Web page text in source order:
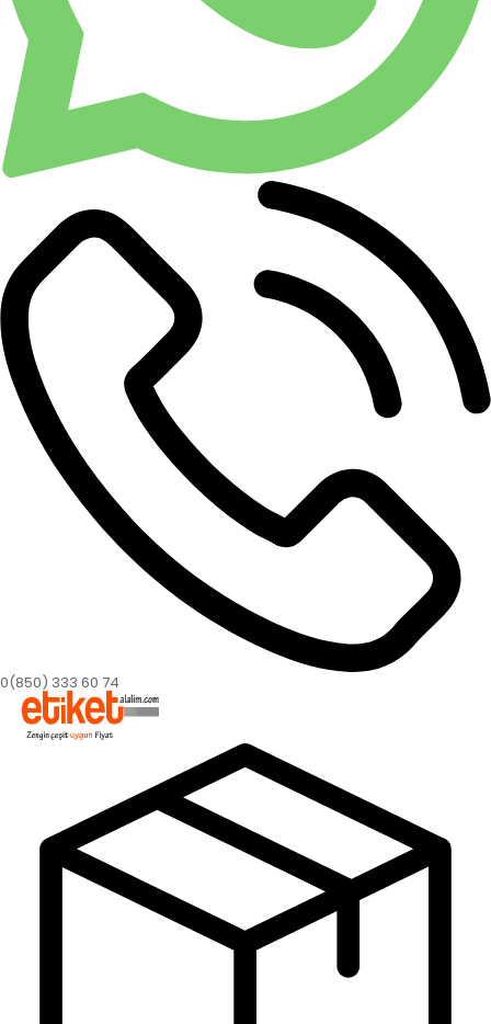
0(850) 333 60 74